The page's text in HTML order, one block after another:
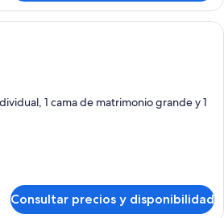
Amplia sala de estar con una cama
1 cama de matrimonio grande y 1
Consultar precios y disponibilidad